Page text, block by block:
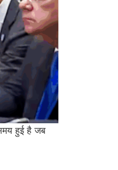
हुई है जब